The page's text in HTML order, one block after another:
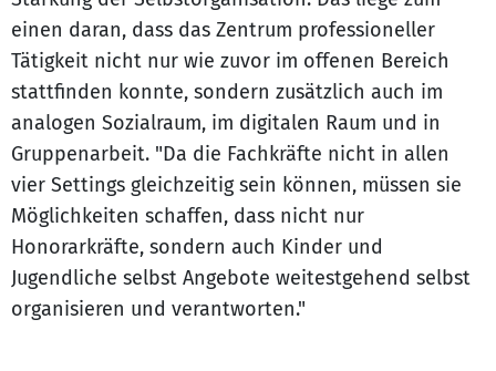
einen daran, dass das Zentrum professioneller
Tätigkeit nicht nur wie zuvor im offenen Bereich
stattfinden konnte, sondern zusätzlich auch im
analogen Sozialraum, im digitalen Raum und in
Gruppenarbeit. "Da die Fachkräfte nicht in allen
vier Settings gleichzeitig sein können, müssen sie
Möglichkeiten schaffen, dass nicht nur
Honorarkräfte, sondern auch Kinder und
Jugendliche selbst Angebote weitestgehend selbst
organisieren und verantworten."